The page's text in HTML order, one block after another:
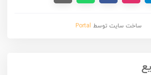
ساخت سایت توسط Portal